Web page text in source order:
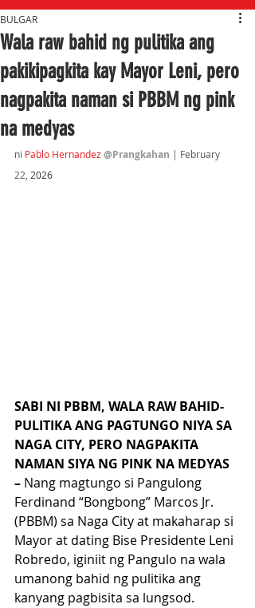
Wala raw bahid ng pulitika ang
pakikipagkita kay Mayor Leni, pero
nagpakita naman si PBBM ng pink
na medyas
BULGAR
ni Pablo Hernandez @Prangkahan | February
22, 2026
SABI NI PBBM, WALA RAW BAHID-
PULITIKA ANG PAGTUNGO NIYA SA
NAGA CITY, PERO NAGPAKITA
NAMAN SIYA NG PINK NA MEDYAS
– Nang magtungo si Pangulong
Ferdinand “Bongbong” Marcos Jr.
(PBBM) sa Naga City at makaharap si
Mayor at dating Bise Presidente Leni
Robredo, iginiit ng Pangulo na wala
umanong bahid ng pulitika ang
kanyang pagbisita sa lungsod.